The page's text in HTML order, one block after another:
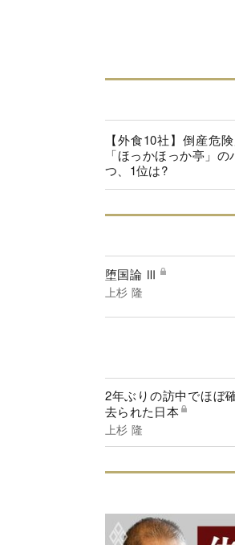
【外食10社】倒産危
「ほっかほっか亭」
つ、1位は?
堕国論 Ⅲ
上杉 隆
2年ぶりの訪中でほぼ
去られた日本
上杉 隆